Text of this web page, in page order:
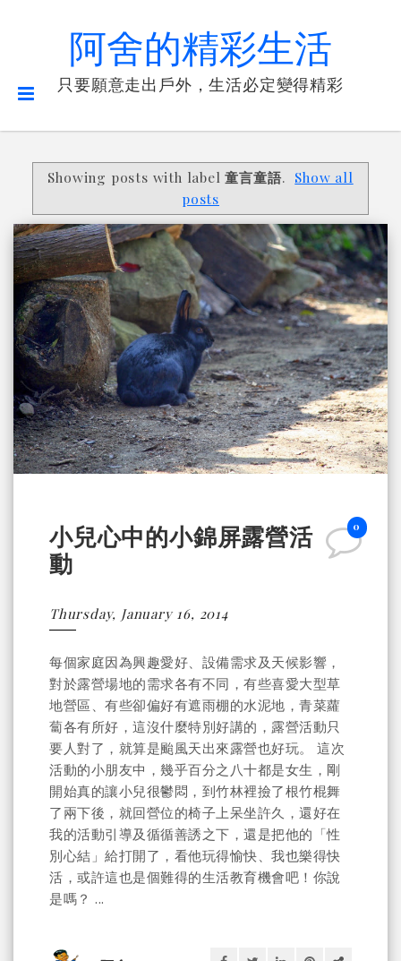
阿舍的精彩生活
只要願意走出戶外，生活必定變得精彩
Showing posts with label童言童語. Show all
posts
0
小兒心中的小錦屏露營活
動
Thursday, January 16, 2014
每個家庭因為興趣愛好、設備需求及天候影響，
對於露營場地的需求各有不同，有些喜愛大型草
地營區、有些卻偏好有遮雨棚的水泥地，青菜蘿
蔔各有所好，這沒什麼特別好講的，露營活動只
要人對了，就算是颱風天出來露營也好玩。 這次
活動的小朋友中，幾乎百分之八十都是女生，剛
開始真的讓小兒很鬱悶，到竹林裡撿了根竹棍舞
了兩下後，就回營位的椅子上呆坐許久，還好在
我的活動引導及循循善誘之下，還是把他的「性
別心結」給打開了，看他玩得愉快、我也樂得快
活，或許這也是個難得的生活教育機會吧！你說
是嗎？ ...